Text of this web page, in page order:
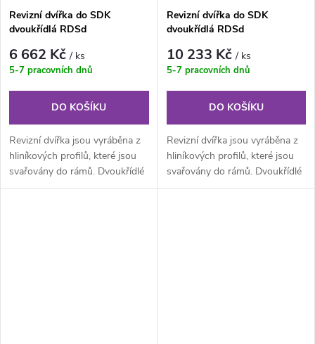
Revizní dvířka do SDK
dvoukřídlá RDSd
6 662 Kč/ ks
5-7 pracovních dnů
DO KOŠÍKU
Revizní dvířka jsou vyráběna z
hliníkových profilů, které jsou
svařovány do rámů. Dvoukřídlé
provedení je složeno z...
Revizní dvířka do SDK
dvoukřídlá RDSd
10 233 Kč/ ks
5-7 pracovních dnů
DO KOŠÍKU
Revizní dvířka jsou vyráběna z
hliníkových profilů, které jsou
svařovány do rámů. Dvoukřídlé
provedení je složeno z...